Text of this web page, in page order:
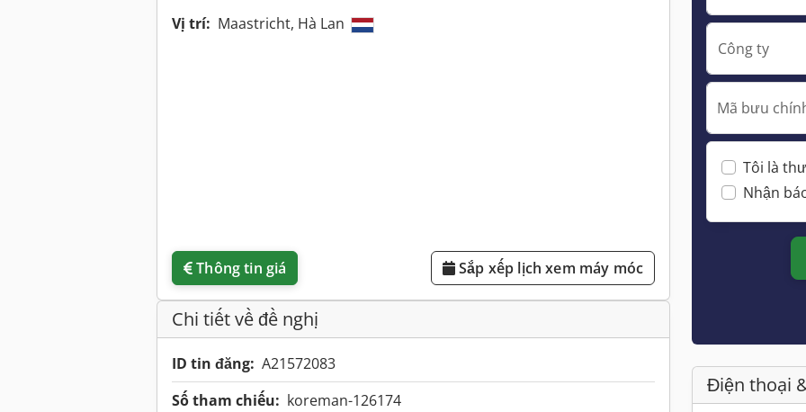
Vị trí: Maastricht, Hà Lan
Thông tin giá Sắp xếp lịch xem máy móc
Chi tiết về đề nghị
ID tin đăng: A21572083
Số tham chiếu: koreman-126174
Công ty
Mã bưu
Tôi là
Nhận
Điện thoại